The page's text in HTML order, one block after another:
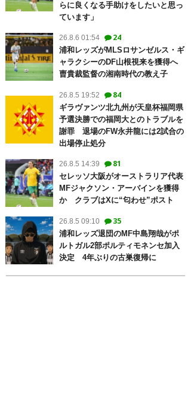
らに良くなる手助けをしたいと思っ
ています」
26.8.6 01:54 24
浦和レッズがMLSロサンゼルス・ギ
ャラクシーのDF山根視来を獲得へ
曺貴裁監督の湘南時代の教え子
26.8.5 19:52 84
ギラヴァンツ北九州が天皇杯福岡県
予選決勝での福岡大とのトラブルを
謝罪 退場のFW永井龍には2試合の
出場停止処分
26.8.5 14:39 81
セレッソ大阪がオーストラリア代表
MFジャクソン・アーバインを獲得
か クラブはXに“匂わせ”ポスト
26.8.5 09:10 35
浦和レッズ退団のMF中島翔哉がポ
ルトガル2部ポルティモネンセ加入
決定 4年ぶりの古巣復帰に